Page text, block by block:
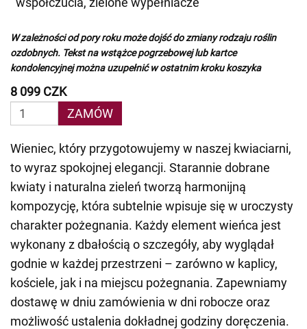
W zależności od pory roku może dojść do zmiany rodzaju roślin
ozdobnych. Tekst na wstążce pogrzebowej lub kartce
kondolencyjnej można uzupełnić w ostatnim kroku koszyka
8 099 CZK
ZAMÓW
Wieniec, który przygotowujemy w naszej kwiaciarni,
to wyraz spokojnej elegancji. Starannie dobrane
kwiaty i naturalna zieleń tworzą harmonijną
kompozycję, która subtelnie wpisuje się w uroczysty
charakter pożegnania. Każdy element wieńca jest
wykonany z dbałością o szczegóły, aby wyglądał
godnie w każdej przestrzeni – zarówno w kaplicy,
kościele, jak i na miejscu pożegnania. Zapewniamy
dostawę w dniu zamówienia w dni robocze oraz
możliwość ustalenia dokładnej godziny doręczenia.